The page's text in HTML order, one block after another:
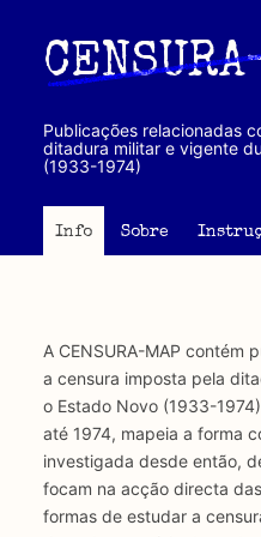
principalPublicações relacionadas
ditadura militar e vigente
(1933-1974)
Info Sobre
A CENSURA-MAP contém
a censura imposta pela
o Estado Novo (1933-
até 1974, mapeia a forma
investigada desde então,
focam na acção directa
formas de estudar a